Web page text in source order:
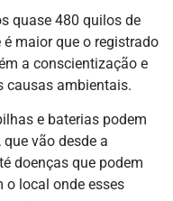
quase 480 quilos de
maior que o registrado
a conscientização e
causas ambientais.
e baterias podem
vão desde a
doenças que podem
o local onde esses